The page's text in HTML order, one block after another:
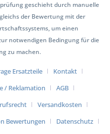
geschieht durch manuelle
der Bewertung mit der
um einen
notwendigen Bedingung für die
zu machen.
Ersatzteile
Kontakt
/ Reklamation
AGB
Versandkosten
Bewertungen
Datenschutz